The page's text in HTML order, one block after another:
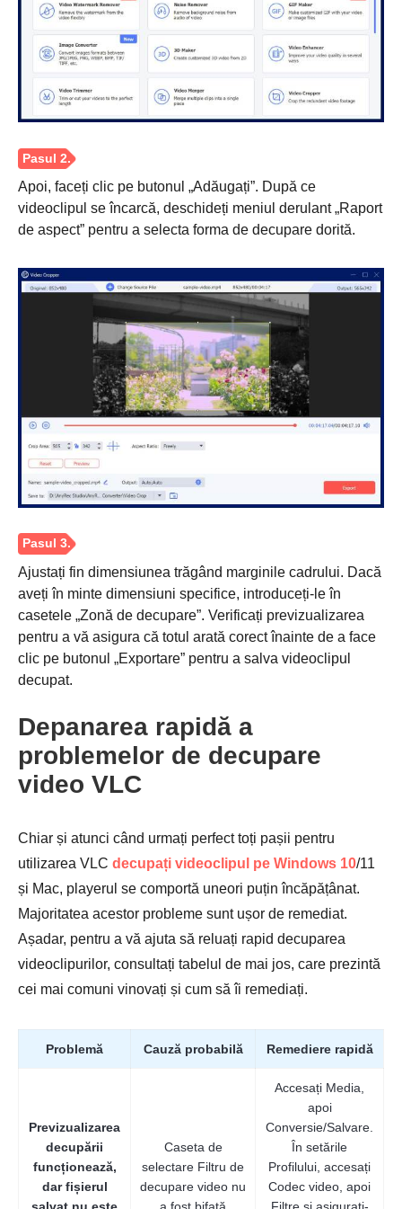
Pasul 1.
Apoi, faceți clic pe butonul „Adăugați”. După ce
videoclipul se încarcă, deschideți meniul derulant „Raport
de aspect” pentru a selecta forma de decupare dorită.
Ajustați fin dimensiunea trăgând marginile cadrului. Dacă
aveți în minte dimensiuni specifice, introduceți-le în
casetele „Zonă de decupare”. Verificați previzualizarea
pentru a vă asigura că totul arată corect înainte de a face
clic pe butonul „Exportare” pentru a salva videoclipul
decupat.
Depanarea rapidă a
problemelor de decupare
video VLC
Chiar și atunci când urmați perfect toți pașii pentru
utilizarea VLC decupați videoclipul pe Windows 10/11
și Mac, playerul se comportă uneori puțin încăpățânat.
Majoritatea acestor probleme sunt ușor de remediat.
Așadar, pentru a vă ajuta să reluați rapid decuparea
videoclipurilor, consultați tabelul de mai jos, care prezintă
cei mai comuni vinovați și cum să îi remediați.
Problemă Cauză probabilă Remediere rapidă
Previzualizarea
decupării
funcționează,
dar fișierul
Caseta de
selectare Filtru de
decupare video nu
Accesați Media,
apoi
Conversie/Salvare.
În setările
Profilului, accesați
Codec video, apoi